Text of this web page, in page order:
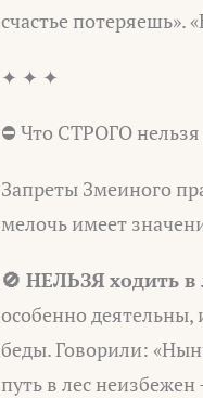
счастье потеряешь».
✦ ✦ ✦
⛔ Что СТРОГО
Запреты Змеиного
мелочь имеет
🚫 НЕЛЬЗЯ ходить в
особенно
беды. Говорили:
путь в лес